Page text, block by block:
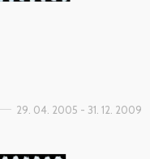
29. 04. 2005 - 31. 12. 2009